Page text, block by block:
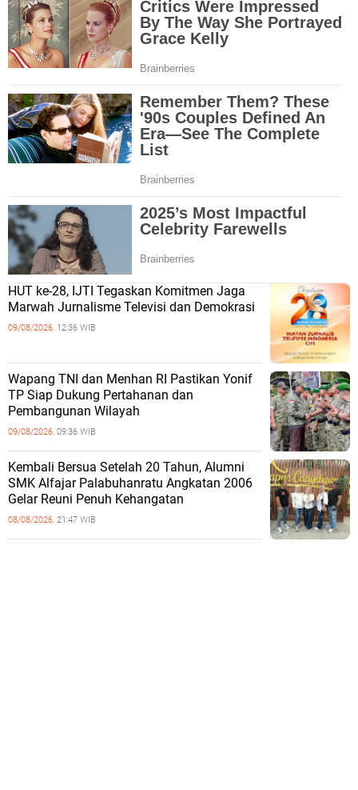
HUT ke-28, IJTI Tegaskan Komitmen Jaga
Marwah Jurnalisme Televisi dan Demokrasi
09/08/2026, 12:36 WIB
Wapang TNI dan Menhan RI Pastikan Yonif
TP Siap Dukung Pertahanan dan
Pembangunan Wilayah
09/08/2026, 09:36 WIB
Kembali Bersua Setelah 20 Tahun, Alumni
SMK Alfajar Palabuhanratu Angkatan 2006
Gelar Reuni Penuh Kehangatan
08/08/2026, 21:47 WIB